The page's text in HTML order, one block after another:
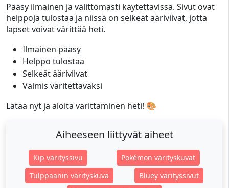
Pääsy ilmainen ja välittömästi käytettävissä. Sivut ovat
helppoja tulostaa ja niissä on selkeät ääriviivat, jotta
lapset voivat värittää heti.
Ilmainen pääsy
Helppo tulostaa
Selkeät ääriviivat
Valmis väritettäväksi
Lataa nyt ja aloita värittäminen heti! 🎨
Aiheeseen liittyvät aiheet
Kip värityssivu
Pokémon värityskuvat
Tulppaanin värityskuva
Bluey värityssivut